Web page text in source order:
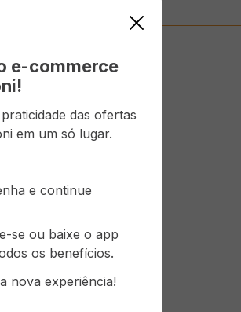
e-commerce
das ofertas
em um só lugar.
e continue
se ou baixe o app
os benefícios.
nova experiência!